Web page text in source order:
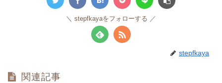
stepfkayaをフォローする
stepfkaya
関連記事